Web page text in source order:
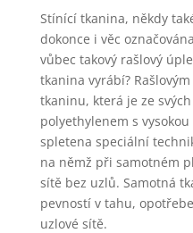
Stínící tkanina, někdy
dokonce i věc
vůbec takový rašlový
tkanina vyrábí?
tkaninu, která je ze
polyethylenem s
spletena speciální
na němž při samotném
sítě bez uzlů. Samotná
pevností v tahu,
uzlové sítě.